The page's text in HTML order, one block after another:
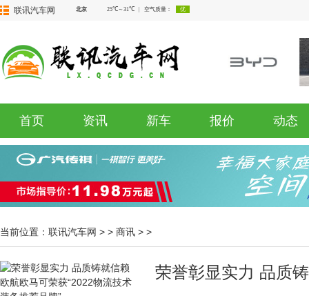
联讯汽车网
首页 资讯 新车 报价 动态
当前位置： 联讯汽车网 > > 商讯 > >
荣誉彰显实力 品质